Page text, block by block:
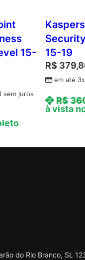
15-
sem juros
15-19
R$
em até
R$
à vista
do Rio Branco, SL